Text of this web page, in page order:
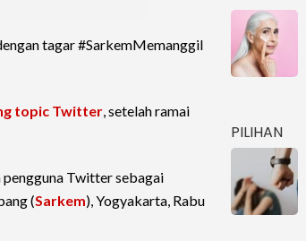
tagar #SarkemMemanggil
topic Twitter, setelah ramai
Twitter sebagai
(Sarkem), Yogyakarta, Rabu
PILIHAN